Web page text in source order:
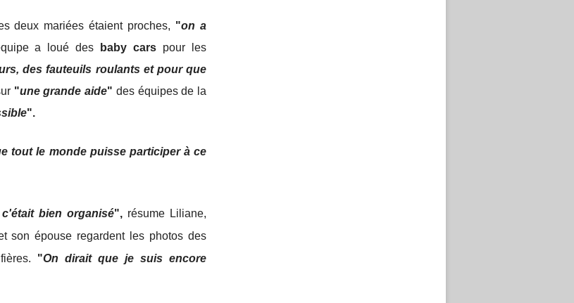
deux mariées étaient proches, "on a
a loué des baby cars pour les
des fauteuils roulants et pour que
"une grande aide" des équipes de la
".
tout le monde puisse participer à ce
bien organisé",résume Liliane,
son épouse regardent les photos des
"On dirait que je suis encore